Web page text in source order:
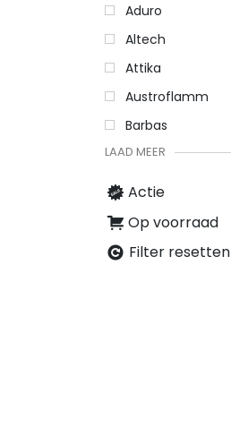
Aduro
Altech
Attika
Austroflamm
Barbas
LAAD MEER
Actie
Op voorraad
Filter resetten